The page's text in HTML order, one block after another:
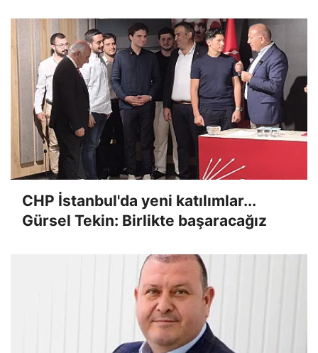
CHP İstanbul'da yeni katılımlar...
Gürsel Tekin: Birlikte başaracağız